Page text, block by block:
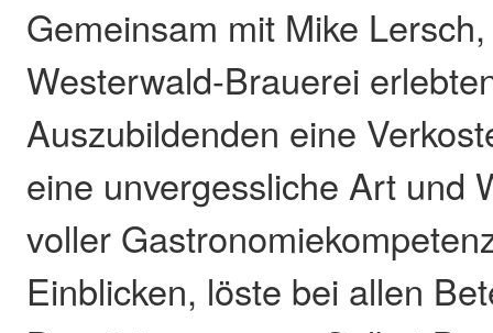
Gemeinsam mit Mike
Westerwald-Brauerei
Auszubildenden eine
eine unvergessliche Art und
voller
Einblicken, löste bei allen